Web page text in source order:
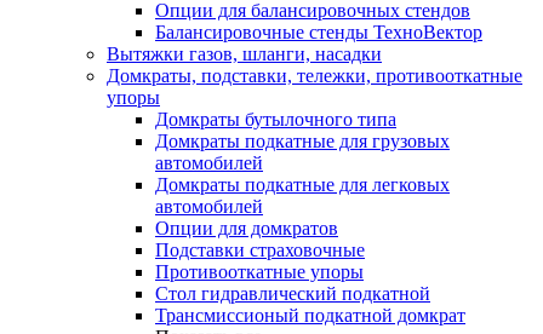
Опции для балансировочных стендов
Балансировочные стенды ТехноВектор
Вытяжки газов, шланги, насадки
Домкраты, подставки, тележки, противооткатные
упоры
Домкраты бутылочного типа
Домкраты подкатные для грузовых
автомобилей
Домкраты подкатные для легковых
автомобилей
Опции для домкратов
Подставки страховочные
Противооткатные упоры
Стол гидравлический подкатной
Трансмиссионый подкатной домкрат